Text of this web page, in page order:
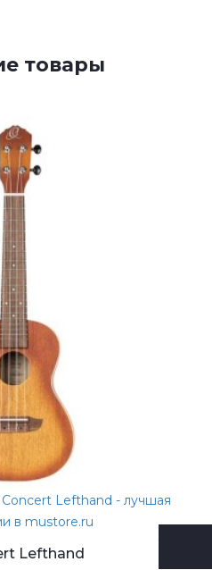
товары
Lefthand - лучшая
в mustore.ru
Lefthand